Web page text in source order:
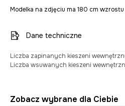
Modelka na zdjęciu ma 180 cm
Dane techniczne
Liczba zapinanych kieszeni
Liczba wsuwanych kieszeni
Zobacz wybrane dla Ciebie